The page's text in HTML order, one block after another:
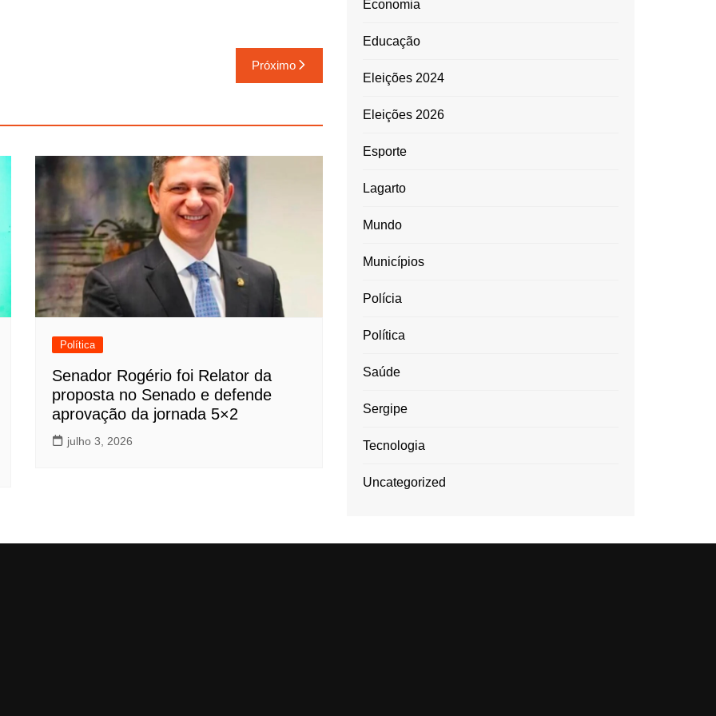
Próximo
Política
Senador Rogério foi Relator da
proposta no Senado e defende
aprovação da jornada 5×2
julho 3, 2026
Economia
Educação
Eleições 2024
Eleições 2026
Esporte
Lagarto
Mundo
Municípios
Polícia
Política
Saúde
Sergipe
Tecnologia
Uncategorized